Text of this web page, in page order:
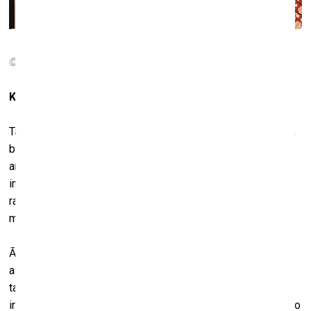
© Asuka Ohsawa. Spring Love #1 (Petals).
Kā jums šķiet – vai tas mainās?
Tas noteikti mainīsies, bet tam ir vajadzīgi gadi. Atcerieties,
bagātie amerikāņi arī savulaik pirka impresionistus, ne
amerikāņu māksliniekus. Gadiem. Arī japāņi pirka
impresionistus. Tā ir kultūras lieta, jūs vispirms vienmēr
raugāties uz ārpusi un ir nepieciešams laiks, lai tas
mainītos. Bet tas ir ok, tas mani īpaši neuztrauc.
Āfrika savulaik bija senās kultūras centrs. Cilvēki to ir
aizmirsuši. Viņi raugās uz veciem afrikāņu artefaktiem, kas
tapuši pirms 1900. gada, bet modernā laika sākums viņiem
ir “melnais caurums”. Un tieši tas arī stimulēja mani veidot šo